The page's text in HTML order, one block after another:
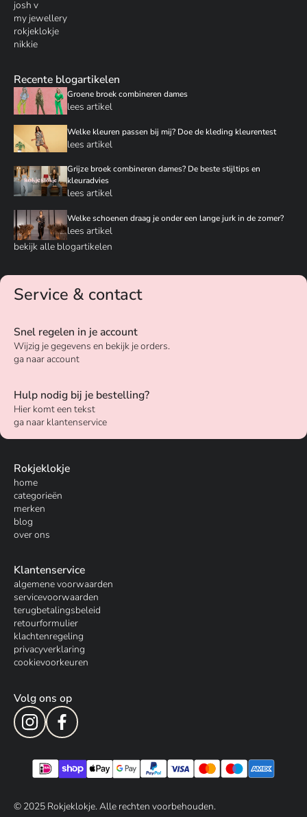
josh v
my jewellery
rokjeklokje
nikkie
Recente blogartikelen
Groene broek combineren dames
lees artikel
Welke kleuren passen bij mij? Doe de kleding kleurentest
lees artikel
Grijze broek combineren dames? De beste stijltips en
kleuradvies
lees artikel
Welke schoenen draag je onder een lange jurk in de zomer?
lees artikel
bekijk alle blogartikelen
Service & contact
Snel regelen in je account
Wijzig je gegevens en bekijk je orders.
ga naar account
Hulp nodig bij je bestelling?
Hier komt een tekst
ga naar klantenservice
Rokjeklokje
home
categorieën
merken
blog
over ons
Klantenservice
algemene voorwaarden
servicevoorwaarden
terugbetalingsbeleid
retourformulier
klachtenregeling
privacyverklaring
cookievoorkeuren
Volg ons op
© 2025Rokjeklokje. Alle rechten voorbehouden.